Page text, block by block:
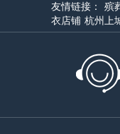
友情链接： 殡
衣店铺 杭州上